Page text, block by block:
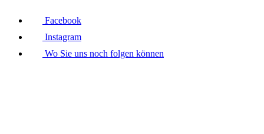
Facebook
Instagram
Wo Sie uns noch folgen können